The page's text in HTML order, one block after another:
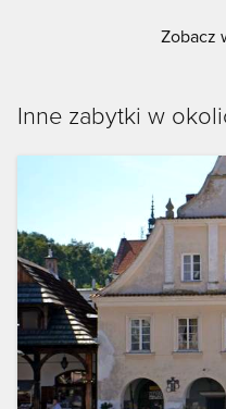
Zobacz
Inne zabytki w